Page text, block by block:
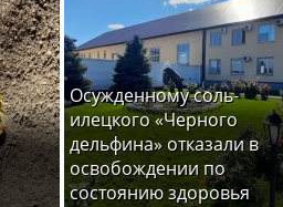
Осужденному соль-
илецкого «Черного
дельфина» отказали в
освобождении по
состоянию здоровья